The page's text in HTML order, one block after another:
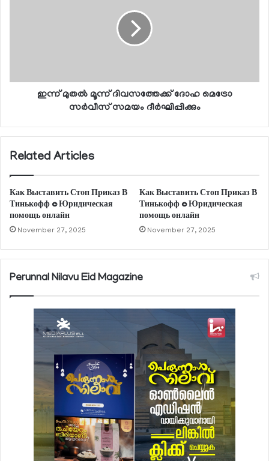
ഇന്ന് മുതല്‍ മൂന്ന് ദിവസത്തേക്ക് ദോഹ മെട്രോ
സര്‍വീസ് സമയം ദീര്‍ഘിപ്പിക്കും
Related Articles
Как Выставить Стоп Приказ В
Тинькофф © Юридическая
помощь онлайн
November 27, 2025
Как Выставить Стоп Приказ В
Тинькофф © Юридическая
помощь онлайн
November 27, 2025
Perunnal Nilavu Eid Magazine